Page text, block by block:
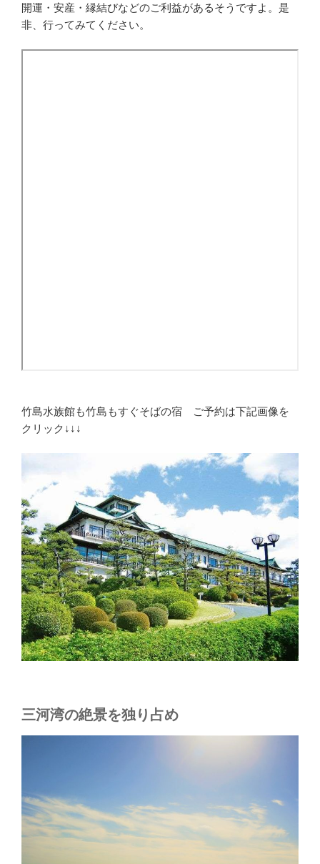
開運・安産・縁結びなどのご利益があるそうですよ。是
非、行ってみてください。
竹島水族館も竹島もすぐそばの宿 ご予約は下記画像を
クリック↓↓↓
三河湾の絶景を独り占め